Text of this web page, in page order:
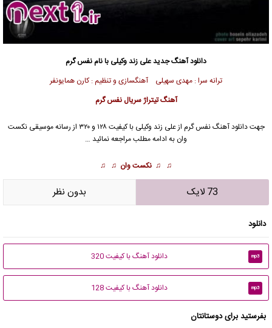
دانلود آهنگ جدیدعلی زند وکیلی با نام نفس گرم
ترانه سرا : مهدی سهیلی آهنگسازی و تنظیم : کارن همایونفر
آهنگ تیتراژ سریال نفس گرم
جهت دانلود آهنگ نفس گرم از علی زند وکیلی با کیفیت ۱۲۸ و ۳۲۰ از رسانه موسیقی نکست
وان به ادامه مطلب مراجعه نمائید …
♫ ♫ نکست وان ♫ ♫
73 لایک بدون نظر
دانلود
mp3 دانلود آهنگ با کیفیت 320
mp3 دانلود آهنگ با کیفیت 128
بفرستید برای دوستانتان